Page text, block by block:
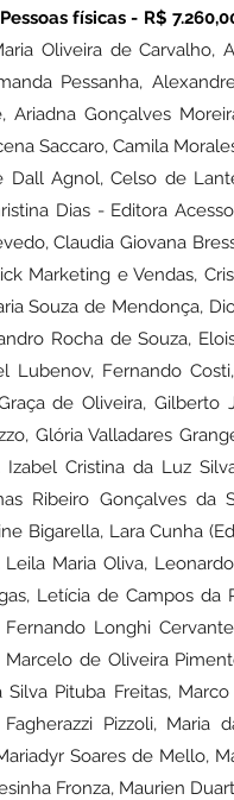
físicas - R$ 7.260,0
Oliveira de Carvalho,
Pessanha,
Ariadna Gonçalves
Saccaro, Camila
Dall Agnol, Celso de
Dias - Editora
Claudia Giovana
Marketing e Vendas,
Souza de Mendonça,
Rocha de Souza,
Lubenov, Fernando
de Oliveira, Gilberto
Glória Valladares
Cristina da Luz
Ribeiro Gonçalves da
Bigarella, Lara Cunha
Leila Maria Oliva,
Letícia de Campos
Longhi
Marcelo de Oliveira
Silva Pituba Freitas,
Pizzoli, Maria
Soares de Mello,
Fronza, Maurien